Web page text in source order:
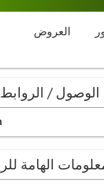
العروض
الوصول / الروابط
الهامة